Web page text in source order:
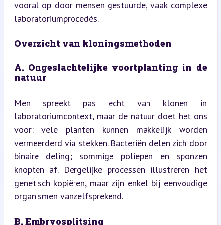
vooral op door mensen gestuurde, vaak complexe
laboratoriumprocedés.
Overzicht van kloningsmethoden
A. Ongeslachtelijke voortplanting in de
natuur
Men spreekt pas echt van klonen in
laboratoriumcontext, maar de natuur doet het ons
voor: vele planten kunnen makkelijk worden
vermeerderd via stekken. Bacteriën delen zich door
binaire deling; sommige poliepen en sponzen
knopten af. Dergelijke processen illustreren het
genetisch kopiëren, maar zijn enkel bij eenvoudige
organismen vanzelfsprekend.
B. Embryosplitsing